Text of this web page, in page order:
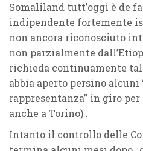
Somaliland tutt’oggi è de
indipendente fortemente
non ancora riconosciuto
non parzialmente
richieda continuamente
abbia aperto persino alcuni
rappresentanza” in giro
anche a Torino) .
Intanto il controllo delle